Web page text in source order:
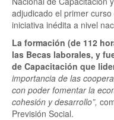
adjudicado el primer curso
iniciativa inédita a nivel
La formación (de 112
las Becas laborales, y
de Capacitación que
importancia de las
con poder fomentar la
cohesión y desarrollo”,
Previsión Social.